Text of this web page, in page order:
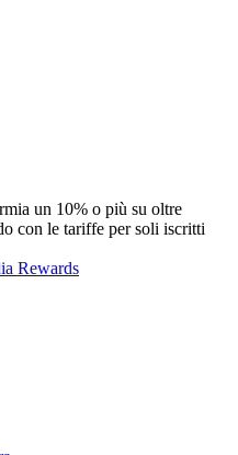
un 10% o più su oltre
con le tariffe per soli iscritti
Rewards